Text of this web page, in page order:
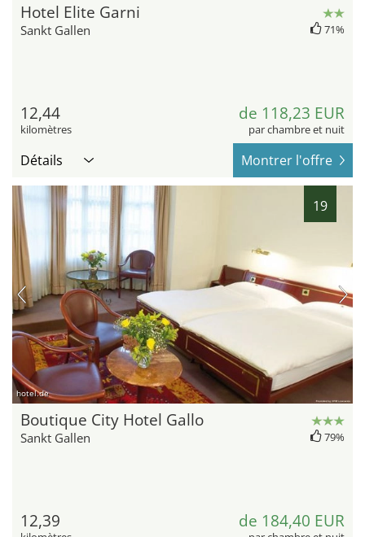
Hotel Elite Garni
Sankt Gallen 71%
12,44
kilomètres
de 118,23 EUR
par chambre et nuit
Détails Montrer l'offre
19
hotel.de
Boutique City Hotel Gallo
Sankt Gallen 79%
12,39 de 184,40 EUR